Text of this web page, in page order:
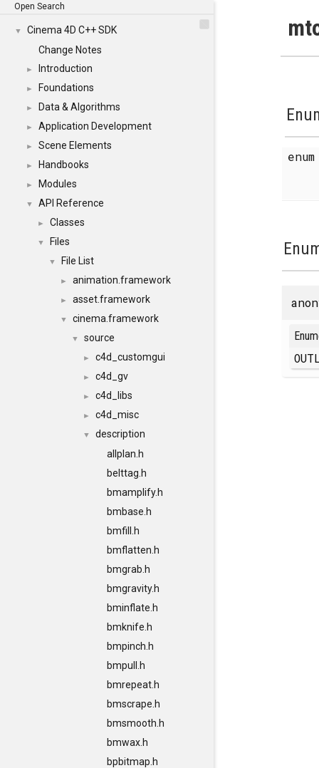
Open Search
▼
Cinema 4D C++ SDK
Change Notes
► Introduction
► Foundations
► Data & Algorithms
► Application Development
► Scene Elements
► Handbooks
► Modules
▼ API Reference
► Classes
▼ Files
▼ File List
► animation.framework
► asset.framework
▼ cinema.framework
▼ source
► c4d_customgui
► c4d_gv
► c4d_libs
► c4d_misc
▼
description
allplan.h
belttag.h
bmamplify.h
bmbase.h
bmfill.h
bmflatten.h
bmgrab.h
bmgravity.h
bminflate.h
bmknife.h
bmpinch.h
bmpull.h
bmrepeat.h
bmscrape.h
bmsmooth.h
bmwax.h
bpbitmap.h